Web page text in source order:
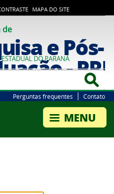
MAPA DO SITE
de
e Pós-
-
DO PARANÁ
Perguntas frequentes Contato